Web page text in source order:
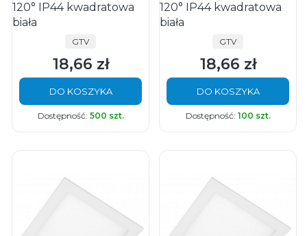
120° IP44 kwadratowa
biała
PRODUCENT
GTV
Cena
18,66 zł
DO KOSZYKA
Dostępność: 500 szt.
120° IP44 kwadratowa
biała
PRODUCENT
GTV
Cena
18,66 zł
DO KOSZYKA
Dostępność: 100 szt.